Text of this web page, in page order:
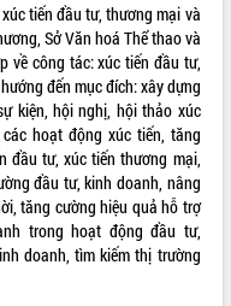
tiến đầu tư, thương mại và
Sở Văn hoá Thể thao và
về công tác: xúc tiến đầu tư,
đến mục đích: xây dựng
kiện, hội nghị, hội thảo xúc
hoạt động xúc tiến, tăng
đầu tư, xúc tiến thương mại,
đầu tư, kinh doanh, nâng
tăng cường hiệu quả hỗ trợ
trong hoạt động đầu tư,
doanh, tìm kiếm thị trường